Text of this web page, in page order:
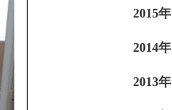
2015年
2014年
2013年